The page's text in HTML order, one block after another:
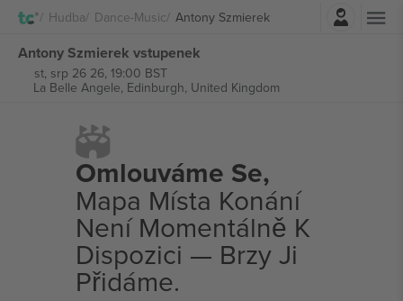
Hudba Dance-Music Antony Szmierek
Přihlásit se
Antony Szmierek vstupenek
st, srp 26 26, 19:00 BST
La Belle Angele, Edinburgh, United Kingdom
Omlouváme Se,
Mapa Místa Konání
Není Momentálně K
Dispozici — Brzy Ji
Přidáme.